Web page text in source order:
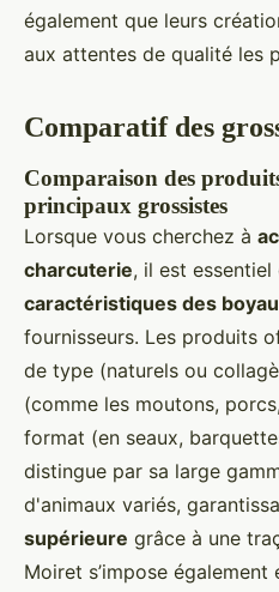
également que leurs
aux attentes de qualité les
Comparatif des
Comparaison des
principaux grossistes
Lorsque vous cherchez à
charcuterie, il est
caractéristiques des
fournisseurs. Les produits
de type (naturels ou
(comme les moutons,
format (en seaux,
distingue par sa large
d'animaux variés,
supérieure grâce à une
Moiret s’impose